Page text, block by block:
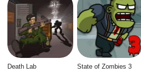
Death Lab State of Zombies 3